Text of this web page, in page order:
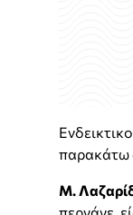
παρακάτω
Μ.
περνάνε,